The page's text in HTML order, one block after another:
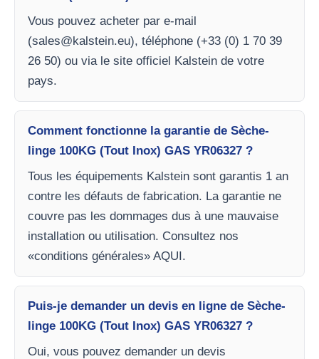
Vous pouvez acheter par e-mail
(sales@kalstein.eu), téléphone (+33 (0) 1 70 39
26 50) ou via le site officiel Kalstein de votre
pays.
Comment fonctionne la garantie de Sèche-
linge 100KG (Tout Inox) GAS YR06327 ?
Tous les équipements Kalstein sont garantis 1 an
contre les défauts de fabrication. La garantie ne
couvre pas les dommages dus à une mauvaise
installation ou utilisation. Consultez nos
«conditions générales» AQUI.
Puis-je demander un devis en ligne de Sèche-
linge 100KG (Tout Inox) GAS YR06327 ?
Oui, vous pouvez demander un devis